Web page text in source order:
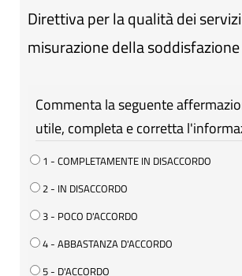
Direttiva per la qualità dei
misurazione della
Commenta la seguente
utile, completa e corretta
1 - COMPLETAMENTE IN DISACCORDO
2 - IN DISACCORDO
3 - POCO D'ACCORDO
4 - ABBASTANZA D'ACCORDO
5 - D'ACCORDO